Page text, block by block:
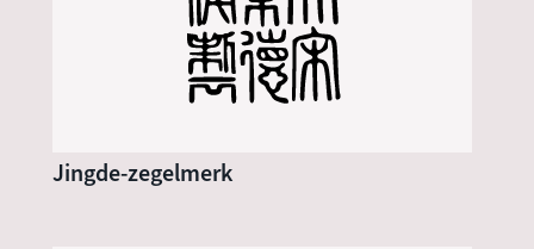
Jingde-zegelmerk